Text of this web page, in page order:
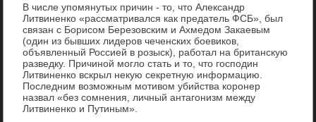
В числе упомянутых причин - то, что Александр
Литвиненко «рассматривался как предатель ФСБ», был
связан с Борисом Березовским и Ахмедом Закаевым
(один из бывших лидеров чеченских боевиков,
объявленный Россией в розыск), работал на британскую
разведку. Причиной могло стать и то, что господин
Литвиненко вскрыл некую секретную информацию.
Последним возможным мотивом убийства коронер
назвал «без сомнения, личный антагонизм между
Литвиненко и Путиным».